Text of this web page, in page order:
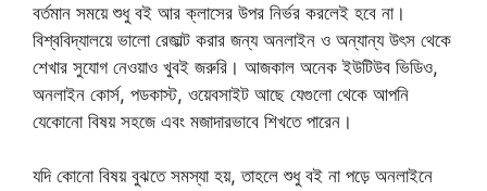
বর্তমান সময়ে শুধু বই আর ক্লাসের উপর নির্ভর করলেই হবে না।
বিশ্ববিদ্যালয়ে ভালো রেজাল্ট করার জন্য অনলাইন ও অন্যান্য উৎস থেকে
শেখার সুযোগ নেওয়াও খুবই জরুরি। আজকাল অনেক ইউটিউব ভিডিও,
অনলাইন কোর্স, পডকাস্ট, ওয়েবসাইট আছে যেগুলো থেকে আপনি
যেকোনো বিষয় সহজে এবং মজাদারভাবে শিখতে পারেন।
যদি কোনো বিষয় বুঝতে সমস্যা হয়, তাহলে শুধু বই না পড়ে অনলাইনে